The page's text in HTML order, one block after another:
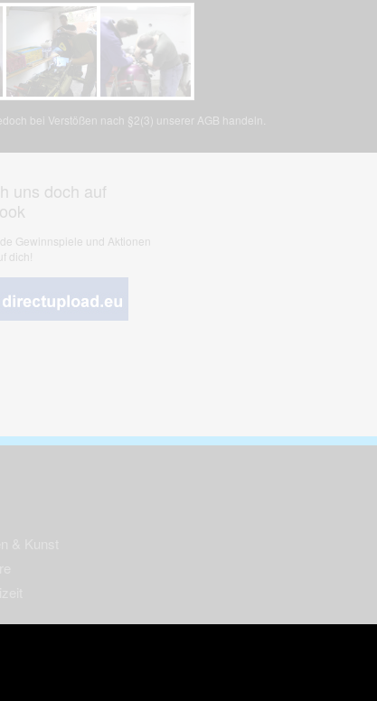
bei Verstößen nach §2(3) unserer AGB handeln.
uns doch auf
Gewinnspiele und Aktionen
dich!